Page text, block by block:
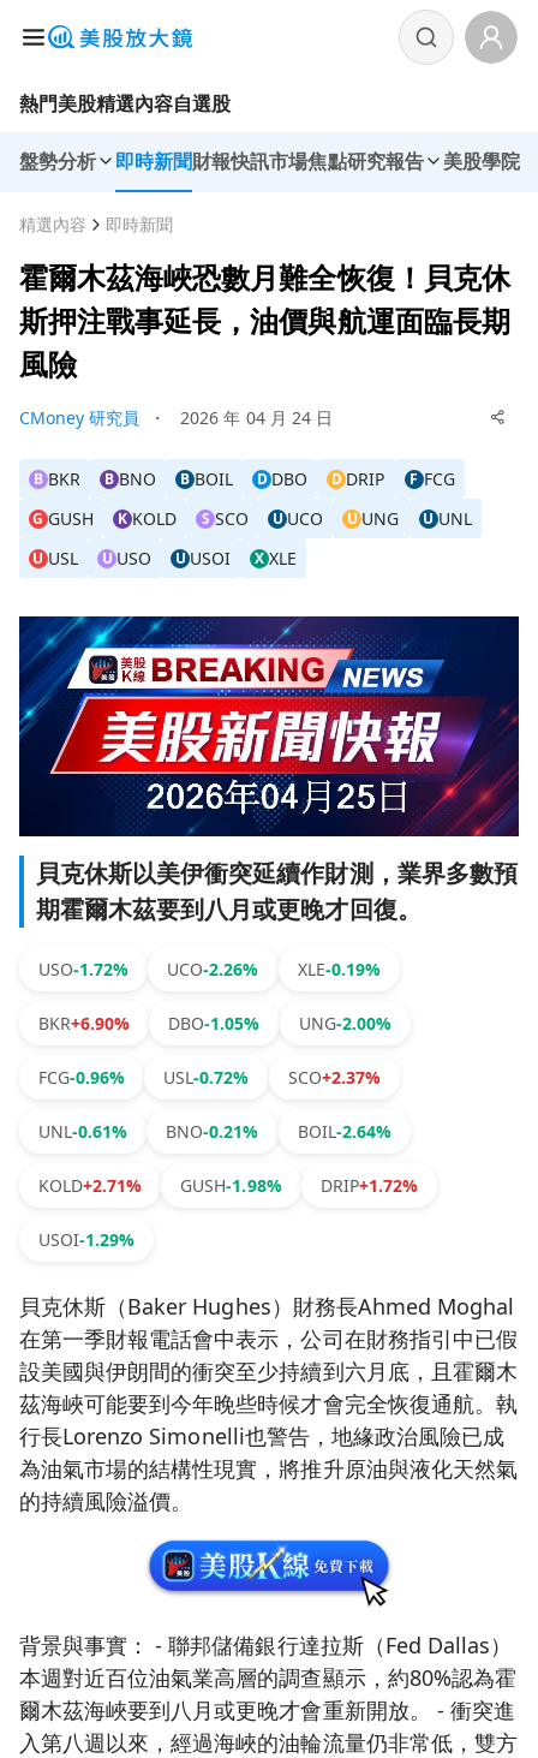
熱門美股精選內容自選股
盤勢分析 即時新聞財報快訊市場焦點研究報告 美股學院
精選內容 即時新聞
霍爾木茲海峽恐數月難全恢復！貝克休
斯押注戰事延長，油價與航運面臨長期
風險
CMoney 研究員 ・ 2026 年 04 月 24 日
B BKR B BNO B BOIL D DBO D DRIP F FCG
G GUSH K KOLD S SCO U UCO U UNG U UNL
U USL U USO U USOI X XLE
貝克休斯以美伊衝突延續作財測，業界多數預
期霍爾木茲要到八月或更晚才回復。
USO-1.72% UCO-2.26% XLE-0.19%
BKR+6.90% DBO-1.05% UNG-2.00%
FCG-0.96% USL-0.72% SCO+2.37%
UNL-0.61% BNO-0.21% BOIL-2.64%
KOLD+2.71% GUSH-1.98% DRIP+1.72%
USOI-1.29%
貝克休斯（Baker Hughes）財務長Ahmed Moghal
在第一季財報電話會中表示，公司在財務指引中已假
設美國與伊朗間的衝突至少持續到六月底，且霍爾木
茲海峽可能要到今年晚些時候才會完全恢復通航。執
行長Lorenzo Simonelli也警告，地緣政治風險已成
為油氣市場的結構性現實，將推升原油與液化天然氣
的持續風險溢價。
背景與事實： - 聯邦儲備銀行達拉斯（Fed Dallas）
本週對近百位油氣業高層的調查顯示，約80%認為霍
爾木茲海峽要到八月或更晚才會重新開放。 - 衝突進
入第八週以來，經過海峽的油輪流量仍非常低，雙方